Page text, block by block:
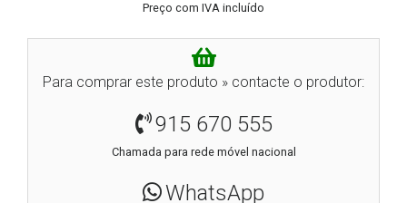
Preço com IVA incluído
Para comprar este produto » contacte o produtor:
915 670 555
Chamada para rede móvel nacional
WhatsApp